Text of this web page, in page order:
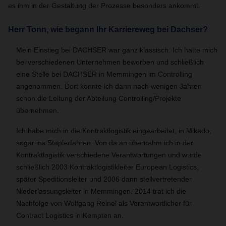
es ihm in der Gestaltung der Prozesse besonders ankommt.
Herr Tonn, wie begann Ihr Karriereweg bei Dachser?
Mein Einstieg bei DACHSER war ganz klassisch: Ich hatte mich
bei verschiedenen Unternehmen beworben und schließlich
eine Stelle bei DACHSER in Memmingen im Controlling
angenommen. Dort konnte ich dann nach wenigen Jahren
schon die Leitung der Abteilung Controlling/Projekte
übernehmen.
Ich habe mich in die Kontraktlogistik eingearbeitet, in Mikado,
sogar ins Staplerfahren. Von da an übernahm ich in der
Kontraktlogistik verschiedene Verantwortungen und wurde
schließlich 2003 Kontraktlogistikleiter European Logistics,
später Speditionsleiter und 2006 dann stellvertretender
Niederlassungsleiter in Memmingen. 2014 trat ich die
Nachfolge von Wolfgang Reinel als Verantwortlicher für
Contract Logistics in Kempten an.